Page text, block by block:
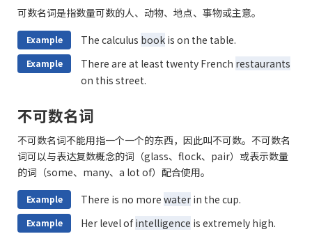
可数名词是指数量可数的人、动物、地点、事物或主意。
Example The calculus book is on the table.
Example There are at least twenty French restaurants
on this street.
不可数名词
不可数名词不能用指一个一个的东西，因此叫不可数。不可数名
词可以与表达复数概念的词（glass、flock、pair）或表示数量
的词（some、many、a lot of）配合使用。
Example There is no more water in the cup.
Example Her level ofintelligence is extremely high.